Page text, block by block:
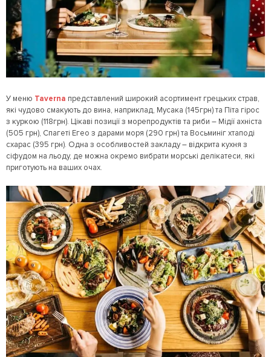
У меню Taverna представлений широкий асортимент грецьких страв,
які чудово смакують до вина, наприклад, Мусака (145грн) та Піта гірос
з куркою (118грн). Цікаві позиції з морепродуктів та риби – Мідії ахніста
(505 грн), Спагеті Егео з дарами моря (290 грн) та Восьминіг хтаподі
схарас (395 грн). Одна з особливостей закладу – відкрита кухня з
сіфудом на льоду, де можна окремо вибрати морські делікатеси, які
приготують на ваших очах.